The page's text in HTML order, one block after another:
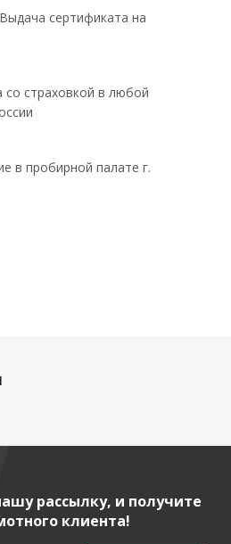
сертификата на
со страховкой в любой
в пробирной палате г.
рассылку, и получите
клиента!